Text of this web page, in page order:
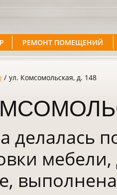
РЕМОНТ ПОМЕЩЕНИЙ
/ ул. Комсомольская, д. 148
делалась